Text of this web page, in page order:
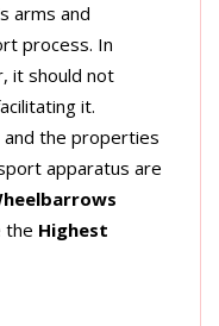
arms and
process. In
it should not
it.
and the properties
apparatus are
the Highest